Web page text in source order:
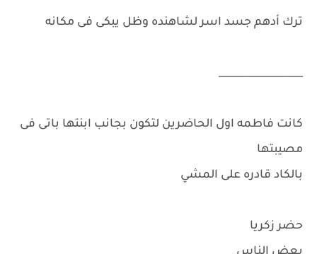
ترك أدهم جسد اسر لشاهنده وظل يبكى فى مكانه
_________________
كانت فاطمه اول الحاضرين لتكون بجانب ابنتها باتى فى
مصيبتها
بالكاد قادره على المشي
حضر زكريا